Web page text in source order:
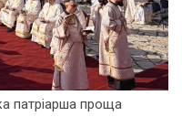
патріарша проща